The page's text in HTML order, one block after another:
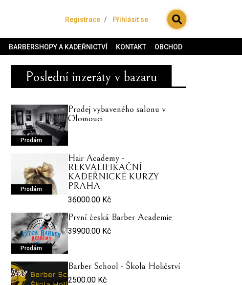
Registrace Přihlásit se
BARBERSHOPY A KADEŘNICTVÍ KONTAKT OBCHOD
Poslední inzeráty v bazaru
Prodám
Prodej vybaveného salonu v
Olomouci
Prodám
Hair Academy -
REKVALIFIKAČNÍ
KADEŘNICKÉ KURZY
PRAHA
36000.00 Kč
Prodám
První česká Barber Academie
39900.00 Kč
Barber School - Škola Holičství
2500.00 Kč